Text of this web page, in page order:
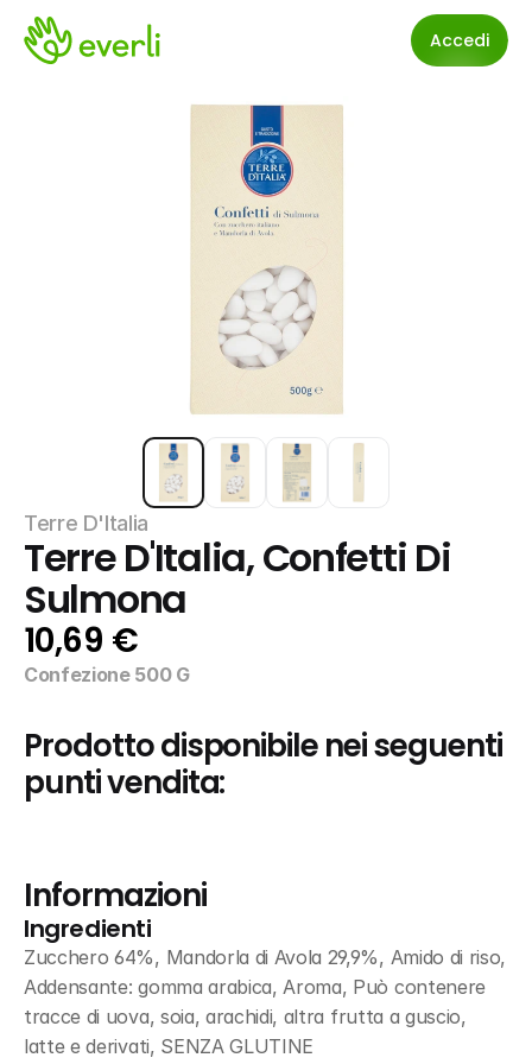
Accedi
Terre D'Italia
Terre D'Italia, Confetti Di
Sulmona
10,69 €
Confezione 500 G
Prodotto disponibile nei seguenti
punti vendita:
Informazioni
Ingredienti
Zucchero 64%, Mandorla di Avola 29,9%, Amido di riso,
Addensante: gomma arabica, Aroma, Può contenere
tracce di uova, soia, arachidi, altra frutta a guscio,
latte e derivati, SENZA GLUTINE